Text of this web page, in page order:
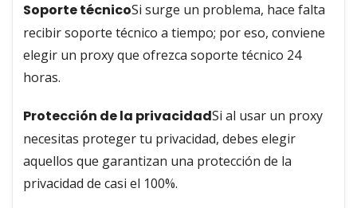
Soporte técnicoSi surge un problema, hace falta
recibir soporte técnico a tiempo; por eso, conviene
elegir un proxy que ofrezca soporte técnico 24
horas.
Protección de la privacidadSi al usar un proxy
necesitas proteger tu privacidad, debes elegir
aquellos que garantizan una protección de la
privacidad de casi el 100%.